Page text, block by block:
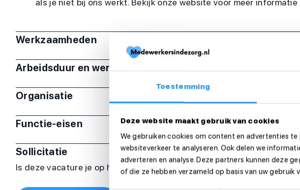
Toestemming
Deze website maakt gebruik van cookies
We gebruiken cookies om content en advertenties
websiteverkeer te analyseren. Ook delen we
adverteren en analyse. Deze partners kunnen deze
of die ze hebben verzameld op basis van uw gebruik
als je niet bij ons werkt. Bekijk onze website voor meer informatie
Werkzaamheden
Arbeidsduur en werktijden
Organisatie
Functie-eisen
Sollicitatie
Is deze vacature je op het lijf geschreven? Solliciteer dan direct!